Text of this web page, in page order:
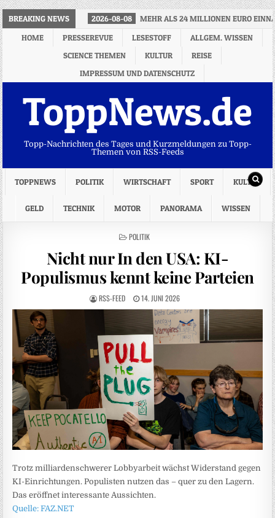
BREAKING NEWS 2026-08-08
MEHR ALS 24 MILLIONEN EURO
HOME
PRESSEREVUE LESESTOFF
ALLGEM. WISSEN
SCIENCE THEMEN
KULTUR
REISE
IMPRESSUM UND DATENSCHUTZ
ToppNews.de
Topp-Nachrichten des Tages und Kurzmeldungen zu Topp-
Themen von RSS-Feeds
TOPPNEWS POLITIK WIRTSCHAFT SPORT KULTUR
GELD TECHNIK MOTOR PANORAMA WISSEN
POSTED
POLITIK
Nicht nur In den USA: KI-
Populismus kennt keine Parteien
RSS-FEED 14. JUNI 2026
Trotz milliardenschwerer Lobbyarbeit wächst Widerstand gegen
KI-Einrichtungen. Populisten nutzen das – quer zu den Lagern.
Das eröffnet interessante Aussichten.
Quelle: FAZ.NET